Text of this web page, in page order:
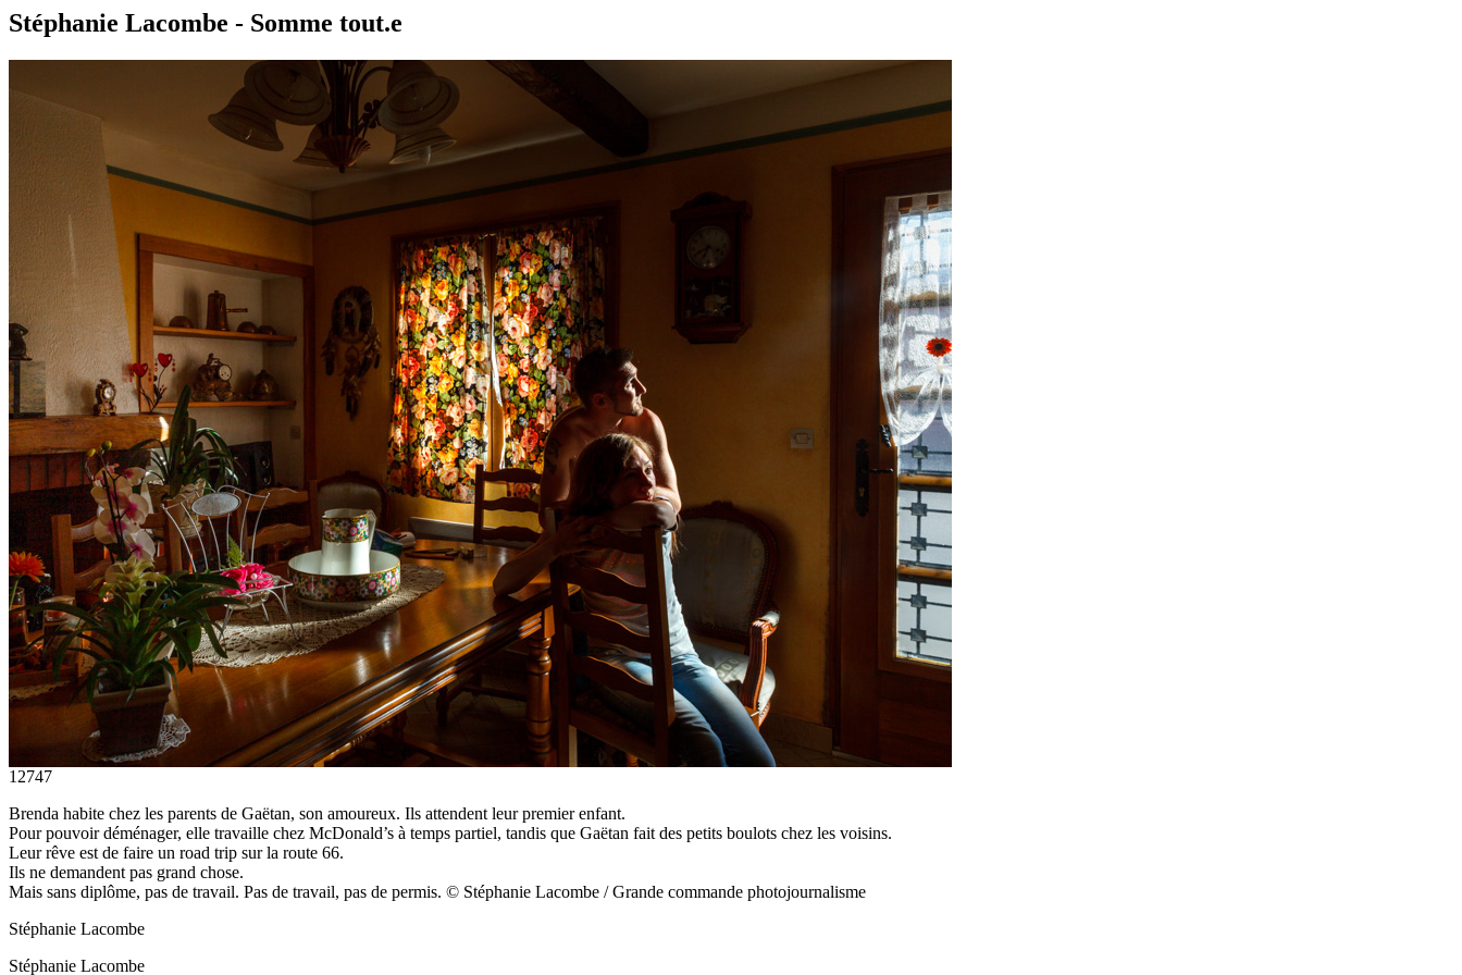
Stéphanie Lacombe - Somme tout.e
12747
Brenda habite chez les parents de Gaëtan, son amoureux. Ils attendent leur premier enfant.
Pour pouvoir déménager, elle travaille chez McDonald’s à temps partiel, tandis que Gaëtan fait des petits boulots chez les voisins.
Leur rêve est de faire un road trip sur la route 66.
Ils ne demandent pas grand chose.
Mais sans diplôme, pas de travail. Pas de travail, pas de permis. © Stéphanie Lacombe / Grande commande photojournalisme
Stéphanie Lacombe
Stéphanie Lacombe